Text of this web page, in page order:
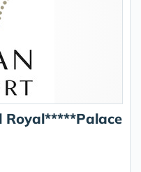
Royal*****Palace